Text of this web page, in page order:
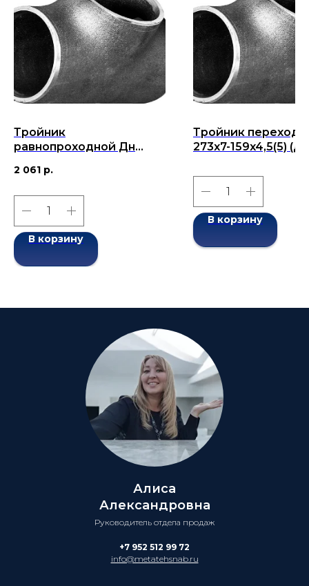
Тройник
равнопроходной Дн
бесшовный ГОСТ 17376-
2 061 р.
В корзину
Тройник
273x7-159x4,5(5) (Ду
ГОСТ 17376-2001
В корзину
Алиса
Александровна
Руководитель отдела продаж
+7 952 512 99 72
info@metatehsnab.ru